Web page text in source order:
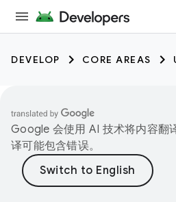
DEVELOP CORE AREAS
Google 会使用 AI 技术将内容翻
译可能包含错误。